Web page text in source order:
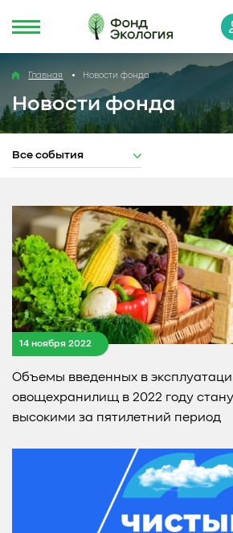
Главная Новости фонда
Новости фонда
Все события
14 ноября 2022
Объемы введенных в
овощехранилищ в 2022 году
высокими за пятилетний период